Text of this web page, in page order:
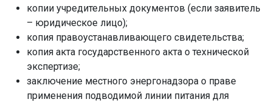
копии учредительных документов (если заявитель
– юридическое лицо);
копия правоустанавливающего свидетельства;
копия акта государственного акта о технической
экспертизе;
заключение местного энергонадзора о праве
применения подводимой линии питания для